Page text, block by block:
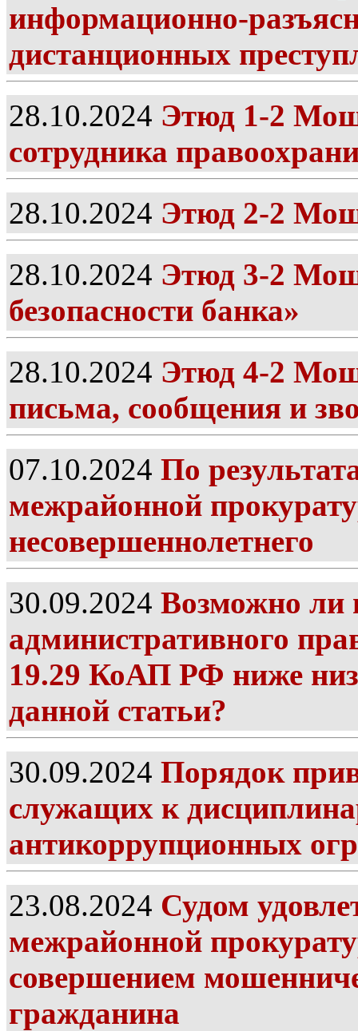
информационно-
дистанционных
28.10.2024 Этюд 1-2
сотрудника
28.10.2024 Этюд 2-2
28.10.2024 Этюд 3-2
безопасности банка»
28.10.2024 Этюд 4-2
письма, сообщения и
07.10.2024 По
межрайонной
несовершеннолетнего
30.09.2024 Возможно ли
административного
19.29 КоАП РФ ниже
данной статьи?
30.09.2024 Порядок
служащих к
антикоррупционных
23.08.2024 Судом
межрайонной
совершением
гражданина